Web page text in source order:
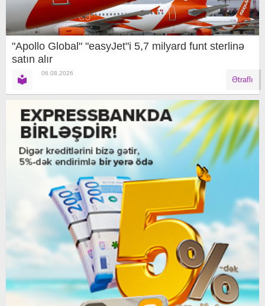
"Apollo Global" "easyJet"i 5,7 milyard funt sterlinə
satın alır
06.08.2026
Ətraflı